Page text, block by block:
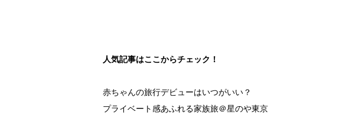
人気記事はここからチェック！
赤ちゃんの旅行デビューはいつがいい？
プライベート感あふれる家族旅＠星のや東京